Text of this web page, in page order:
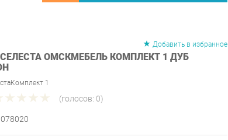
Добавить в избранное
ОМСКМЕБЕЛЬ КОМПЛЕКТ 1 ДУБ
1
(голосов: 0)